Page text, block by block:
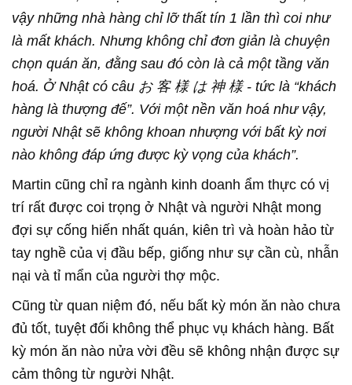
vậy những nhà hàng chỉ lỡ thất tín 1 lần thì coi như
là mất khách. Nhưng không chỉ đơn giản là chuyện
chọn quán ăn, đằng sau đó còn là cả một tầng văn
hoá. Ở Nhật có câu お 客 様 は 神 様 - tức là “khách
hàng là thượng đế”. Với một nền văn hoá như vậy,
người Nhật sẽ không khoan nhượng với bất kỳ nơi
nào không đáp ứng được kỳ vọng của khách”.
Martin cũng chỉ ra ngành kinh doanh ẩm thực có vị
trí rất được coi trọng ở Nhật và người Nhật mong
đợi sự cống hiến nhất quán, kiên trì và hoàn hảo từ
tay nghề của vị đầu bếp, giống như sự cần cù, nhẫn
nại và tỉ mẩn của người thợ mộc.
Cũng từ quan niệm đó, nếu bất kỳ món ăn nào chưa
đủ tốt, tuyệt đối không thể phục vụ khách hàng. Bất
kỳ món ăn nào nửa vời đều sẽ không nhận được sự
cảm thông từ người Nhật.